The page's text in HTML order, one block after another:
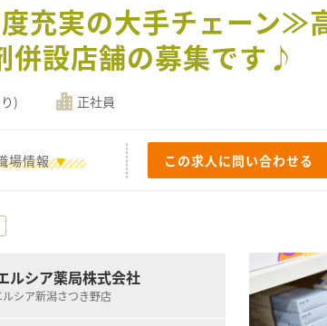
充実の大手チェーン≫
併設店舗の募集です♪
) 正社員
場情報 この求人に問い合わせる
ルシア薬局株式会社
ルシア新潟さつき野店